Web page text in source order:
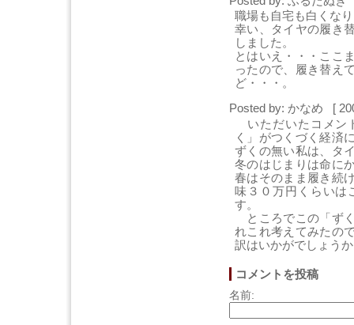
職場も自宅も白くな
幸い、タイヤの履き
しました。
とはいえ・・・ここ
ったので、履き替え
ど・・・。
Posted by: かなめ [
いただいたコメン
く」がつくづく経済
ずくの無い私は、タ
冬のはじまりは命に
春はそのまま履き続
味３０万円くらいは
す。
ところでこの「ず
れこれ考えてみたの
訳はいかがでしょう
コメントを投稿
名前: